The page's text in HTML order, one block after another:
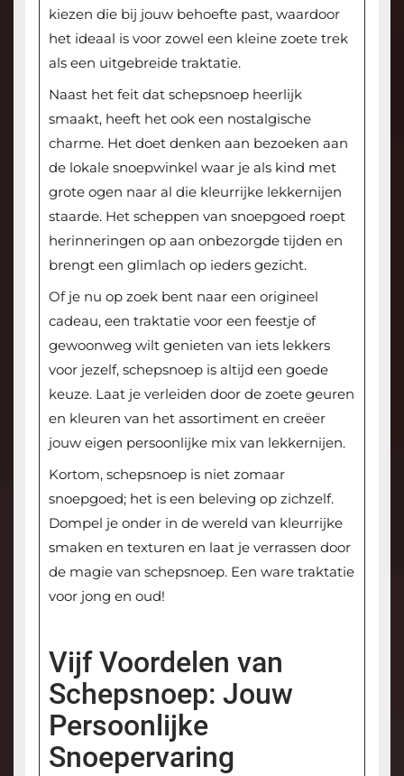
kiezen die bij jouw behoefte past, waardoor
het ideaal is voor zowel een kleine zoete trek
als een uitgebreide traktatie.
Naast het feit dat schepsnoep heerlijk
smaakt, heeft het ook een nostalgische
charme. Het doet denken aan bezoeken aan
de lokale snoepwinkel waar je als kind met
grote ogen naar al die kleurrijke lekkernijen
staarde. Het scheppen van snoepgoed roept
herinneringen op aan onbezorgde tijden en
brengt een glimlach op ieders gezicht.
Of je nu op zoek bent naar een origineel
cadeau, een traktatie voor een feestje of
gewoonweg wilt genieten van iets lekkers
voor jezelf, schepsnoep is altijd een goede
keuze. Laat je verleiden door de zoete geuren
en kleuren van het assortiment en creëer
jouw eigen persoonlijke mix van lekkernijen.
Kortom, schepsnoep is niet zomaar
snoepgoed; het is een beleving op zichzelf.
Dompel je onder in de wereld van kleurrijke
smaken en texturen en laat je verrassen door
de magie van schepsnoep. Een ware traktatie
voor jong en oud!
Vijf Voordelen van
Schepsnoep: Jouw
Persoonlijke
Snoepervaring